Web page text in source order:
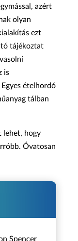
azért
olyan
ezt
tájékoztat
is
ételhordó
tálban
lehet, hogy
Óvatosan
Spencer